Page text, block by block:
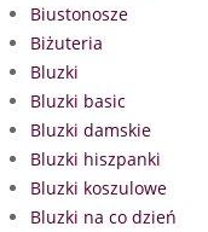
Biustonosze
Biżuteria
Bluzki
Bluzki basic
Bluzki damskie
Bluzki hiszpanki
Bluzki koszulowe
Bluzki na co dzień